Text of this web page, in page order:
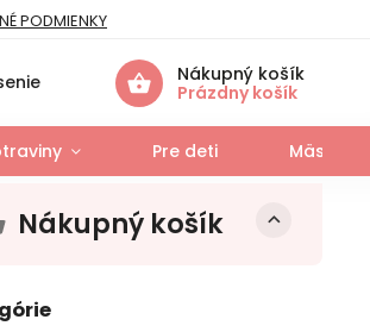
PODMIENKY
Nákupný košík
Prázdny košík
Pre deti Mäso a
Nákupný košík